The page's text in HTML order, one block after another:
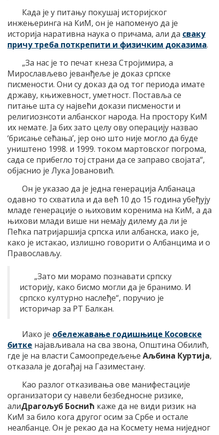
Када је у питању покушај историјског
инжењеринга на КиМ, он је напоменуо да је
историја наративна наука о причама, али да сваку
причу треба поткрепити и физичким доказима.
„За нас је то печат кнеза Стројимира, а
Мирослављево јеванђеље је доказ српске
писмености. Они су доказ да од тог периода имате
државу, књижевност, уметност. Поставља се
питање шта су највећи докази писмености и
религиознсоти албанског народа. На простору КиМ
их немате. Ја бих зато целу ову операцију назвао
‘брисање сећања’, јер оно што није могло да буде
уништено 1998. и 1999. током мартовског погрома,
сада се прибегло тој страни да се заправо својата“,
објаснио је Лука Јовановић.
Он је указао да је једна генерација Албанаца
одавно то схватила и да већ 10 до 15 година убеђују
младе генерације о њиховим коренима на КиМ, а да
њихови млади више ни немају дилему да ли је
Пећка патријаршија српска или албанска, иако је,
како је истакао, излишно говорити о Албанцима и о
Православљу.
„Зато ми морамо познавати српску
историју, како бисмо могли да је бранимо. И
српско културно наслеђе“, поручио је
историчар за РТ Балкан.
Иако је обележавање годишњице Косовске
битке најављивала на сва звона, Општина Обилић,
где је на власти Самоопредељење Аљбина Куртија,
отказала је догађај на Газиместану.
Као разлог отказивања ове манифестације
организатори су навели безбедносне ризике,
алиДрагољуб Боснић каже да не види ризик на
КиМ за било кога другог осим за Србе и остале
неалбанце. Он је рекао да на Космету нема ниједног